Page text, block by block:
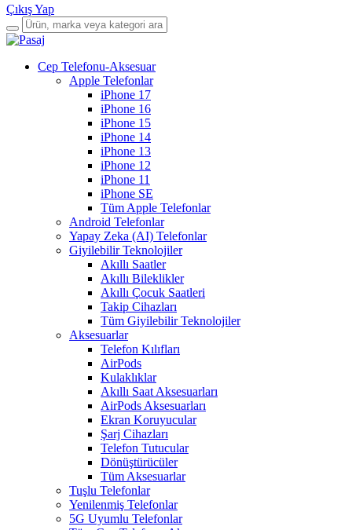
Çıkış Yap
Cep Telefonu-Aksesuar
Apple Telefonlar
iPhone 17
iPhone 16
iPhone 15
iPhone 14
iPhone 13
iPhone 12
iPhone 11
iPhone SE
Tüm Apple Telefonlar
Android Telefonlar
Yapay Zeka (AI) Telefonlar
Giyilebilir Teknolojiler
Akıllı Saatler
Akıllı Bileklikler
Akıllı Çocuk Saatleri
Takip Cihazları
Tüm Giyilebilir Teknolojiler
Aksesuarlar
Telefon Kılıfları
AirPods
Kulaklıklar
Akıllı Saat Aksesuarları
AirPods Aksesuarları
Ekran Koruyucular
Şarj Cihazları
Telefon Tutucular
Dönüştürücüler
Tüm Aksesuarlar
Tuşlu Telefonlar
Yenilenmiş Telefonlar
5G Uyumlu Telefonlar